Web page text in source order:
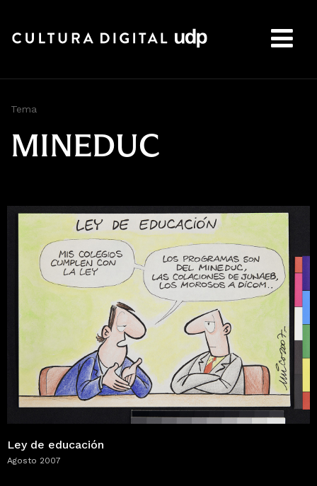
Tema
MINEDUC
Ley de educación
Agosto 2007